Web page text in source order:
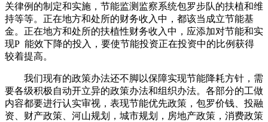
关律例的制定和实施，节能监测监察系统包罗步队的扶植和维
持等等。正在地方和处所的财务收入中，都该当成立节能基
金。正在地方和处所的扶植性财务收入中，应添加对节能和实
现P 能效下降的投入，要使节能投资正在投资中的比例获得
较着提高。
我们现有的政策办法还不脚以保障实现节能降耗方针，需
要各级积极自动开立异的政策办法和组织办法。各部分的工做
内容都要进行认实审视，表现节能优先政策，包罗价钱、投融
资、财产政策、河山规划，城市规划，房地产政策，消费政策